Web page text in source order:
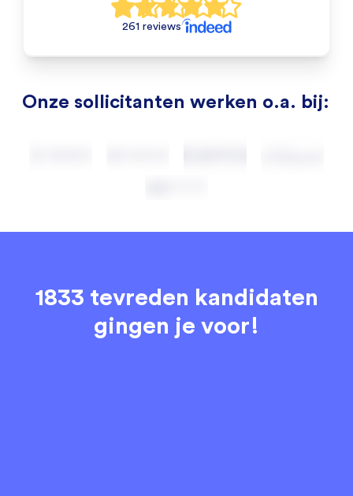
261 reviews
Onze sollicitanten werken o.a. bij:
1833 tevreden kandidaten
gingen je voor!